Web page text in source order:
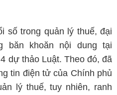
số trong quản lý thuế, đại
băn khoăn nội dung tại
dự thảo Luật. Theo đó, đã
tin điện tử của Chính phủ
lý thuế, tuy nhiên, ranh